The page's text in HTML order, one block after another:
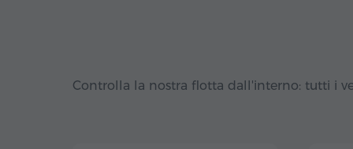
Controlla la nostra flotta dall'interno: tutti i